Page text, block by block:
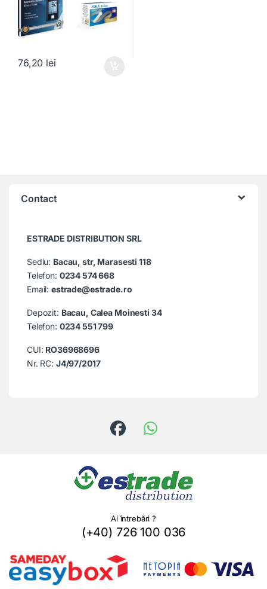
76,20 lei
Contact
ESTRADE DISTRIBUTION SRL
Sediu: Bacau, str, Marasesti 118
Telefon: 0234 574 668
Email:estrade@estrade.ro
Depozit: Bacau, Calea Moinesti 34
Telefon: 0234 551 799
CUI: RO36968696
Nr. RC: J4/97/2017
Ai întrebări ?
(+40) 726 100 036